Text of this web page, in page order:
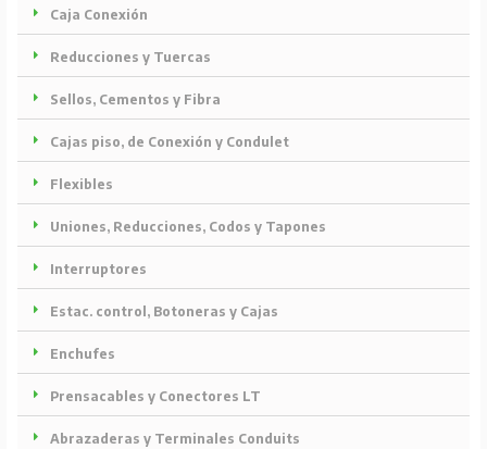
Caja Conexión
Reducciones y Tuercas
Sellos, Cementos y Fibra
Cajas piso, de Conexión y Condulet
Flexibles
Uniones, Reducciones, Codos y Tapones
Interruptores
Estac. control, Botoneras y Cajas
Enchufes
Prensacables y Conectores LT
Abrazaderas y Terminales Conduits